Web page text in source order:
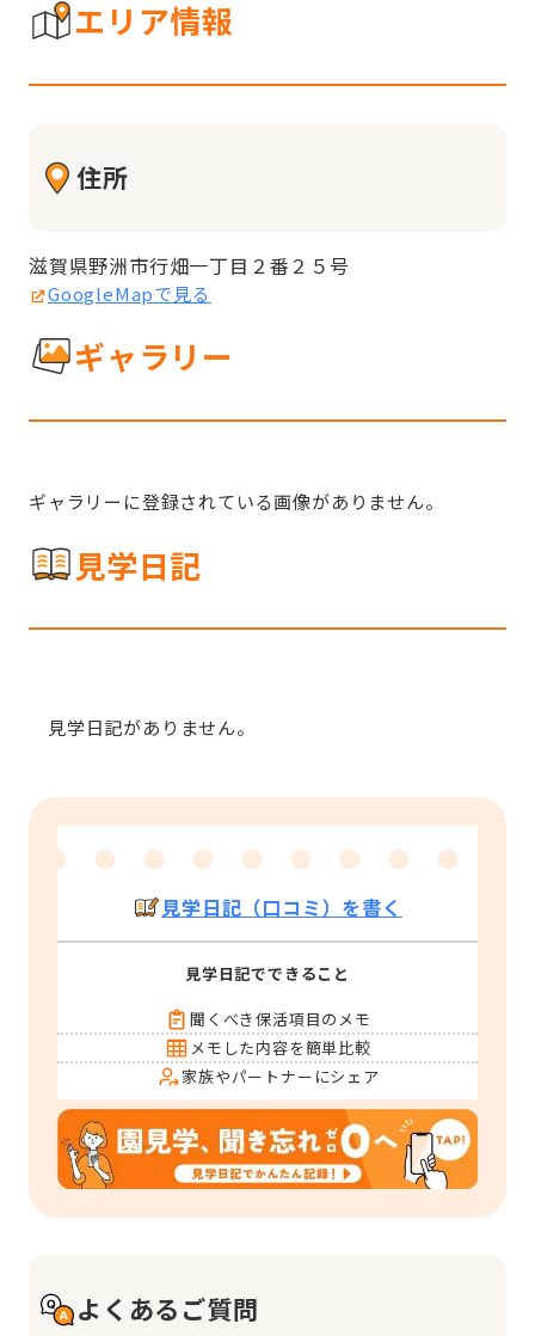
エリア情報
住所
滋賀県野洲市行畑一丁目２番２５号
GoogleMapで見る
ギャラリー
ギャラリーに登録されている画像がありません。
見学日記
見学日記がありません。
見学日記（口コミ）を書く
見学日記でできること
聞くべき保活項目のメモ
メモした内容を簡単比較
家族やパートナーにシェア
よくあるご質問